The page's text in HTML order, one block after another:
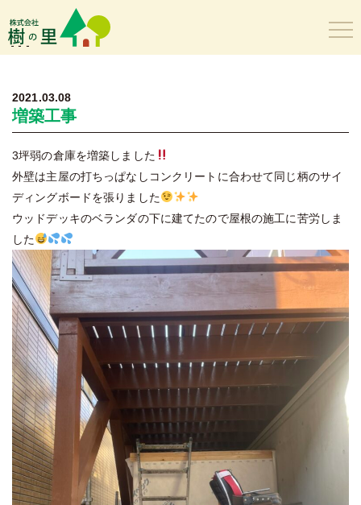
樹の里
2021.03.08
増築工事
3坪弱の倉庫を増築しました
外壁は主屋の打ちっぱなしコンクリートに合わせて同じ柄のサイ
ディングボードを張りました
ウッドデッキのベランダの下に建てたので屋根の施工に苦労しま
した